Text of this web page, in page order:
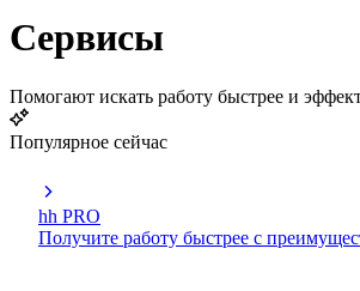
Сервисы
Помогают искать работу быстрее и
Популярное сейчас
hh PRO
Получите работу быстрее с